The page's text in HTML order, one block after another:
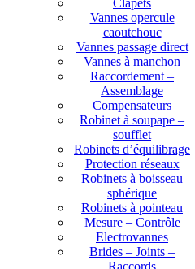
Clapets
Vannes opercule
caoutchouc
Vannes passage direct
Vannes à manchon
Raccordement –
Assemblage
Compensateurs
Robinet à soupape –
soufflet
Robinets d’équilibrage
Protection réseaux
Robinets à boisseau
sphérique
Robinets à pointeau
Mesure – Contrôle
Electrovannes
Brides – Joints –